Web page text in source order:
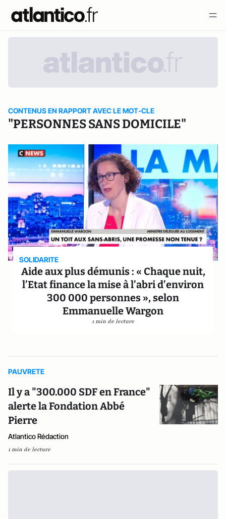
CONTENUS EN RAPPORT AVEC LE MOT-CLE
"PERSONNES SANS DOMICILE"
SOLIDARITE
Aide aux plus démunis : « Chaque nuit,
l’Etat finance la mise à l’abri d’environ
300 000 personnes », selon
Emmanuelle Wargon
1 min de lecture
PAUVRETE
Il y a "300.000 SDF en France"
alerte la Fondation Abbé
Pierre
Atlantico Rédaction
1 min de lecture